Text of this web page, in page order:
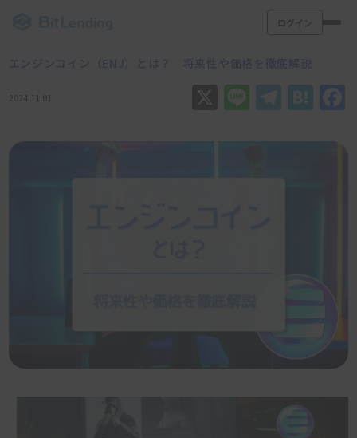
エンジンコイン（ENJ）とは？ 将来性や価格を徹底解説
2024.11.01 X Line